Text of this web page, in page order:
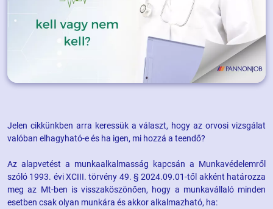
Jelen cikkünkben arra keressük a választ, hogy az orvosi vizsgálat
valóban elhagyható-e és ha igen, mi hozzá a teendő?
Az alapvetést a munkaalkalmasság kapcsán a Munkavédelemről
szóló 1993. évi XCIII. törvény 49. § 2024.09.01-től akként határozza
meg az Mt-ben is visszaköszönően, hogy a munkavállaló minden
esetben csak olyan munkára és akkor alkalmazható, ha: